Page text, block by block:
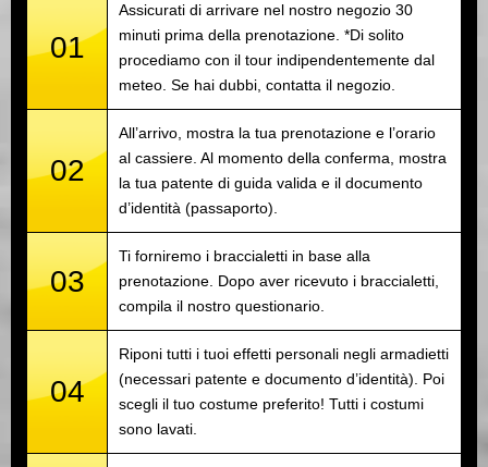
01
Assicurati di arrivare nel nostro negozio 30
minuti prima della prenotazione. *Di solito
procediamo con il tour indipendentemente dal
meteo. Se hai dubbi, contatta il negozio.
02
All’arrivo, mostra la tua prenotazione e l’orario
al cassiere. Al momento della conferma, mostra
la tua patente di guida valida e il documento
d’identità (passaporto).
03
Ti forniremo i braccialetti in base alla
prenotazione. Dopo aver ricevuto i braccialetti,
compila il nostro questionario.
04
Riponi tutti i tuoi effetti personali negli armadietti
(necessari patente e documento d’identità). Poi
scegli il tuo costume preferito! Tutti i costumi
sono lavati.